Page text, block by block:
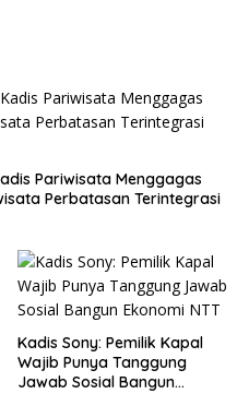
Pariwisata Menggagas
Perbatasan Terintegrasi
Kadis Sony: Pemilik Kapal
Wajib Punya Tanggung
Jawab Sosial Bangun